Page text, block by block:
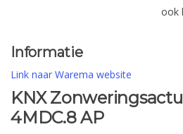
ook
Informatie
Link naar Warema website
KNX
4MDC.8 AP